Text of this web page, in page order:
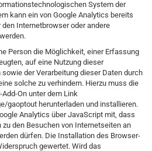
System der
kann ein von Google Analytics bereits
Internetbrowser oder andere
Person die Möglichkeit, einer Erfassung
auf eine Nutzung dieser
der Verarbeitung dieser Daten durch
solche zu verhindern. Hierzu muss die
On unter dem Link
gaoptout herunterladen und installieren.
Analytics über JavaScript mit, dass
den Besuchen von Internetseiten an
dürfen. Die Installation des Browser-
gewertet. Wird das